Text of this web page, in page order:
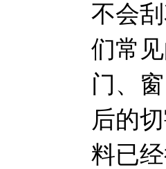
不会
们常
门、
后的
料已